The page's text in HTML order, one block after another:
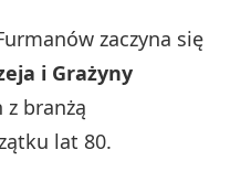
zaczyna się
i Grażyny
z branżą
lat 80.